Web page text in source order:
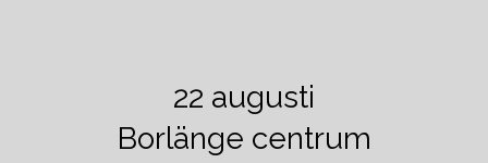
22 augusti
Borlänge centrum